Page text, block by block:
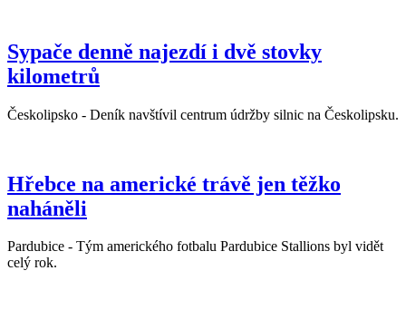
Sypače denně najezdí i dvě stovky
kilometrů
Českolipsko - Deník navštívil centrum údržby silnic na Českolipsku.
Hřebce na americké trávě jen těžko
naháněli
Pardubice - Tým amerického fotbalu Pardubice Stallions byl vidět
celý rok.